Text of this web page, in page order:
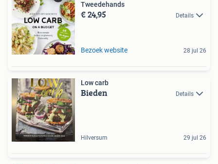
Tweedehands
€ 24,95 Details
Bezoek website 28 jul 26
Low carb
Bieden Details
Hilversum 29 jul 26